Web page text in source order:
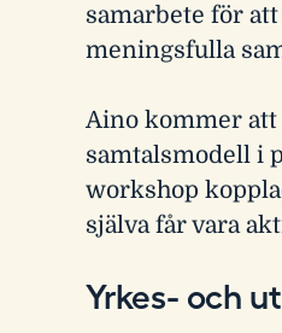
samarbete för
meningsfulla
Aino kommer att
samtalsmodell i
workshop
själva får vara
Yrkes- och